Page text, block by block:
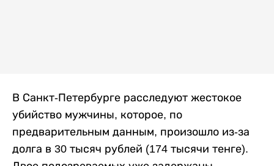
В Санкт-Петербурге расследуют жестокое
убийство мужчины, которое, по
предварительным данным, произошло из-за
долга в 30 тысяч рублей (174 тысячи тенге).